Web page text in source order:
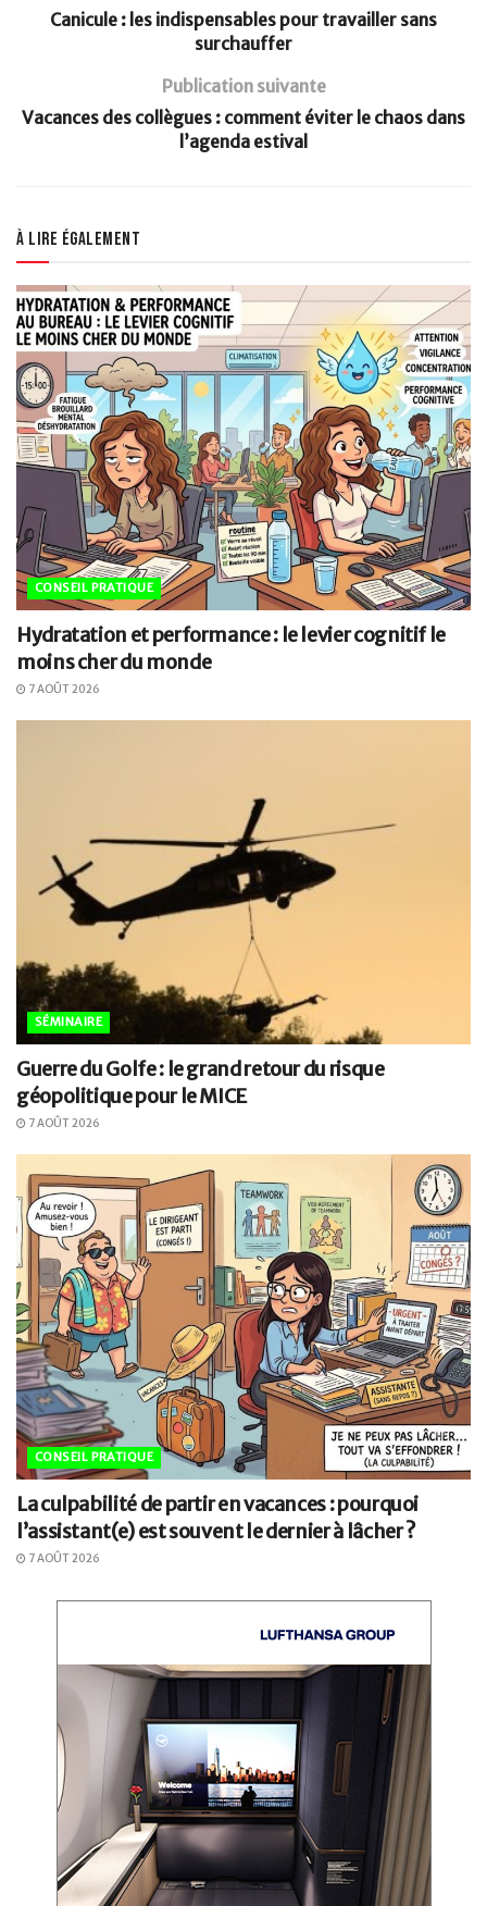
Canicule : les indispensables pour travailler sans
surchauffer
Publication suivante
Vacances des collègues : comment éviter le chaos dans
l’agenda estival
À lire également
CONSEIL PRATIQUE
Hydratation et performance : le levier cognitif le
moins cher du monde
7 AOÛT 2026
SÉMINAIRE
Guerre du Golfe : le grand retour du risque
géopolitique pour le MICE
7 AOÛT 2026
CONSEIL PRATIQUE
La culpabilité de partir en vacances : pourquoi
l’assistant(e) est souvent le dernier à lâcher ?
7 AOÛT 2026